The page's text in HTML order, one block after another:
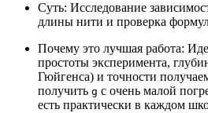
Суть: Исследование
длины нити и проверка
Почему это лучшая работа:
простоты эксперимента,
Гюйгенса) и точности
получить g с очень малой
есть практически в каждом